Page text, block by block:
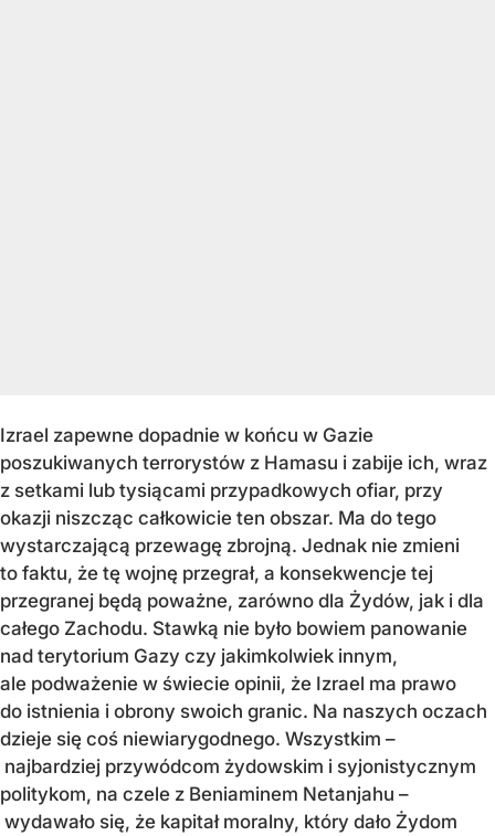
Izrael zapewne dopadnie w końcu w Gazie
poszukiwanych terrorystów z Hamasu i zabije ich, wraz
z setkami lub tysiącami przypadkowych ofiar, przy
okazji niszcząc całkowicie ten obszar. Ma do tego
wystarczającą przewagę zbrojną. Jednak nie zmieni
to faktu, że tę wojnę przegrał, a konsekwencje tej
przegranej będą poważne, zarówno dla Żydów, jak i dla
całego Zachodu. Stawką nie było bowiem panowanie
nad terytorium Gazy czy jakimkolwiek innym,
ale podważenie w świecie opinii, że Izrael ma prawo
do istnienia i obrony swoich granic. Na naszych oczach
dzieje się coś niewiarygodnego. Wszystkim –
najbardziej przywódcom żydowskim i syjonistycznym
politykom, na czele z Beniaminem Netanjahu –
wydawało się, że kapitał moralny, który dało Żydom